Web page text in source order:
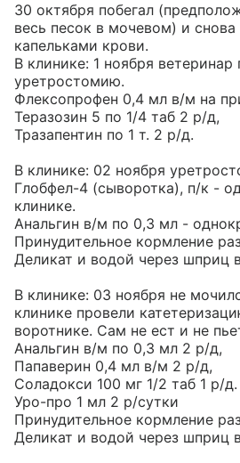
30 октября побегал
весь песок в мочевом) и снова
капельками крови.
В клинике: 1 ноября
уретростомию.
Флексопрофен 0,4 мл в/м на
Теразозин 5 по 1/4 таб 2 р/д,
Тразапентин по 1 т. 2 р/д.
В клинике: 02 ноября
Глобфел-4 (сыворотка), п/к -
клинике.
Анальгин в/м по 0,3 мл -
Принудительное кормление
Деликат и водой через шприц
В клинике: 03 ноября не
клинике провели
воротнике. Сам не ест и не
Анальгин в/м по 0,3 мл 2 р/д,
Папаверин 0,4 мл в/м 2 р/д,
Соладокси 100 мг 1/2 таб 1 р/д.
Уро-про 1 мл 2 р/сутки
Принудительное кормление
Деликат и водой через шприц